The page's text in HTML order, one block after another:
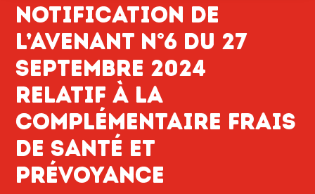
Notification de
l’avenant n°6 du 27
septembre 2024
relatif à la
complémentaire frais
de santé et
prévoyance